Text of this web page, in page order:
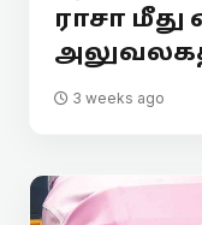
ராசா மீது
3 weeks ago